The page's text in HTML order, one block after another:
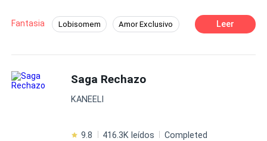
coração é dividido em metade chamas incessantes, e
metade escuridão insidiosa. Ele é o herdeiro
são moldados para governar, Zayden é temido, desejado
e aclamado por todos. Mas nada disso é o abala. Só uma
coisa que o perturba; a presença de Neréia Renault, a
olhar silencioso, seu cheiro viciante e com cada
Fantasia Lobisomem Amor Exclusivo
Renascimento
Leer
Saga Rechazo
KANEELI
9.8 416.3K leídos Completed